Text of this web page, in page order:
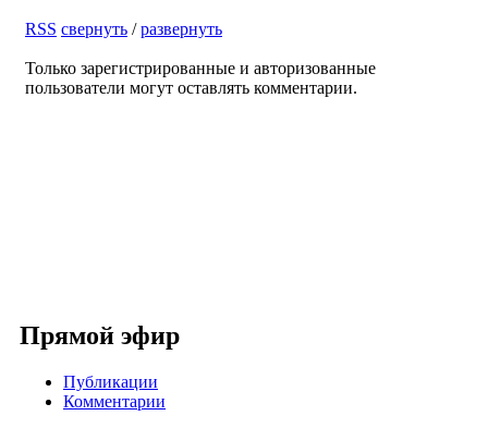
RSS свернуть /развернуть
Только зарегистрированные и авторизованные
пользователи могут оставлять комментарии.
Прямой эфир
Публикации
Комментарии